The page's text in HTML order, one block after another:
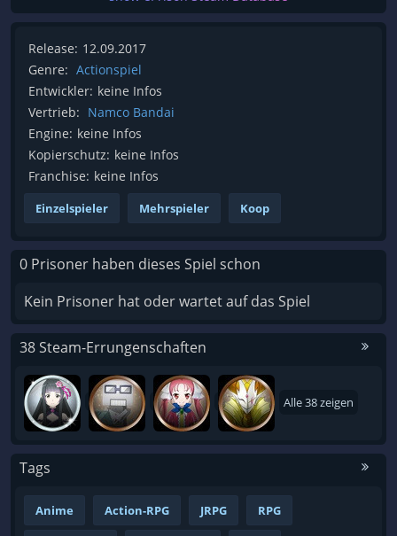
Release: 12.09.2017
Genre: Actionspiel
Entwickler: keine Infos
Vertrieb: Namco Bandai
Engine: keine Infos
Kopierschutz: keine Infos
Franchise: keine Infos
Einzelspieler Mehrspieler Koop
0 Prisoner haben dieses Spiel schon
Kein Prisoner hat oder wartet auf das Spiel
38 Steam-Errungenschaften
Alle 38 zeigen
Tags
Anime Action-RPG JRPG RPG